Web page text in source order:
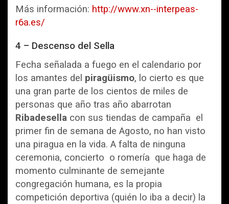
Más información: http://www.xn--interpeas-
r6a.es/
4 – Descenso del Sella
Fecha señalada a fuego en el calendario por
los amantes del piragüismo, lo cierto es que
una gran parte de los cientos de miles de
personas que año tras año abarrotan
Ribadesella con sus tiendas de campaña el
primer fin de semana de Agosto, no han visto
una piragua en la vida. A falta de ninguna
ceremonia, concierto o romería que haga de
momento culminante de semejante
congregación humana, es la propia
competición deportiva (quién lo iba a decir) la